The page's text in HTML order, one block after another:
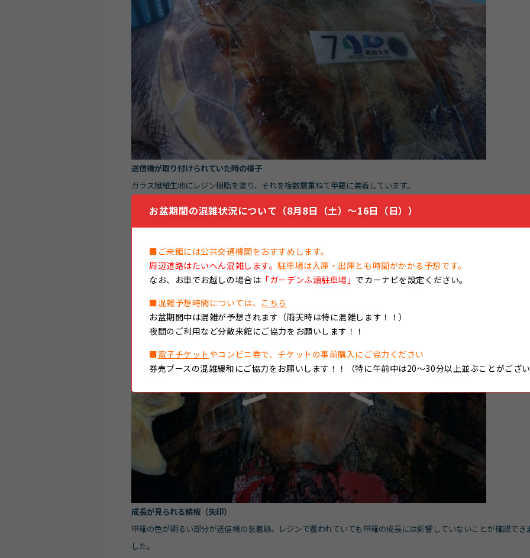
送信機が取り付けられていた時の様子
ガラス繊維生地にレジン樹脂を塗り、それを複数層重ねて甲羅に装着しています。
成長が見られる鱗板（矢印）
甲羅の色が明るい部分が送信機の装着跡。レジンで覆われていても甲羅の成長には影響していないことが確認でき
した。
お盆期間の混雑状況について（8月8日（土）～16日（日））
■ご来館には公共交通機関をおすすめします。
周辺道路はたいへん混雑します。駐車場は入庫・出庫とも時間がかかる予想です。
なお、
お車でお越しの場合は 「ガーデンふ頭駐車場」 でカーナビを設定ください。
■混雑予想時間については、 こちら
お盆期間中は混雑が予想されます（雨天時は特に混雑します！！）
夜間のご利用など分散来館にご協力をお願いします！！
■電子チケット やコンビニ券で、チケットの事前購入にご協力ください
券売ブースの混雑緩和にご協力をお願いします！！（特に午前中は20～30分以上並ぶことがござい